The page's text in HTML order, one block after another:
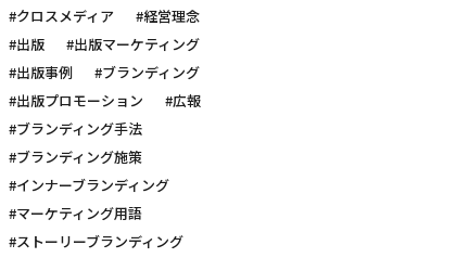
#クロスメディア
#経営理念
#出版
#出版マーケティング
#出版事例
#ブランディング
#出版プロモーション
#広報
#ブランディング手法
#ブランディング施策
#インナーブランディング
#マーケティング用語
#ストーリーブランディング